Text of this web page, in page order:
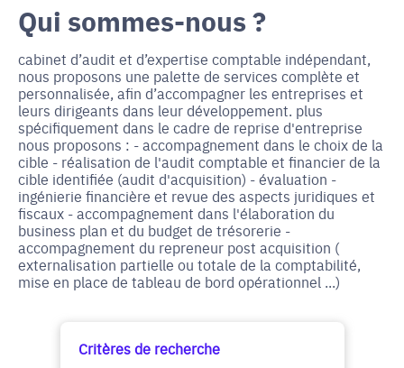
Qui sommes-nous ?
cabinet d’audit et d’expertise comptable indépendant,
nous proposons une palette de services complète et
personnalisée, afin d’accompagner les entreprises et
leurs dirigeants dans leur développement. plus
spécifiquement dans le cadre de reprise d'entreprise
nous proposons : - accompagnement dans le choix de la
cible - réalisation de l'audit comptable et financier de la
cible identifiée (audit d'acquisition) - évaluation -
ingénierie financière et revue des aspects juridiques et
fiscaux - accompagnement dans l'élaboration du
business plan et du budget de trésorerie -
accompagnement du repreneur post acquisition (
externalisation partielle ou totale de la comptabilité,
mise en place de tableau de bord opérationnel ...)
Critères de recherche